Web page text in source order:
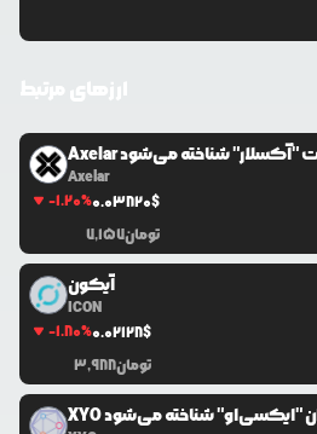
Axelar
-1.20%0.03820$
7,157تومان
آیکون
ICON
-1.80%0.02128$
3,988تومان